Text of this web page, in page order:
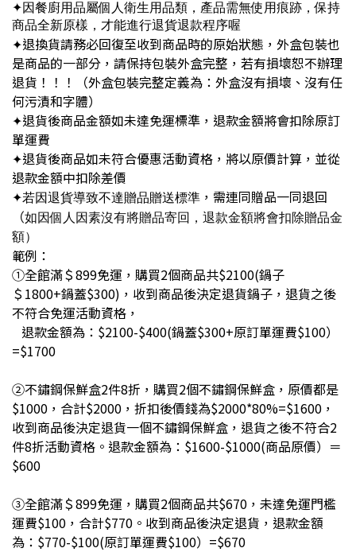
✦因餐廚用品屬個人衛生用品類，產品需無使用痕跡，保持
商品全新原樣，才能進行退貨退款程序喔
✦退換貨請務必回復至收到商品時的原始狀態，外盒包裝也
是商品的一部分，請保持包裝外盒完整，若有損壞恕不辦理
退貨！！！（外盒包裝完整定義為：外盒沒有損壞、沒有任
何污漬和字體）
✦退貨後商品金額如未達免運標準，退款金額將會扣除原訂
單運費
✦退貨後商品如未符合優惠活動資格，將以原價計算，並從
退款金額中扣除差價
✦若因退貨導致不達贈品贈送標準 ，需連同贈品一同退回
（如因個人因素沒有將贈品寄回 ，退款金額將會扣除贈品金
額）
範例：
①全館滿＄899免運，購買2個商品共$2100(鍋子
＄1800+鍋蓋$300)，收到商品後決定退貨鍋子，退貨之後
不符合免運活動資格，
退款金額為：$2100-$400(鍋蓋$300+原訂單運費$100）
=$1700
②不鏽鋼保鮮盒2件8折，購買2個不鏽鋼保鮮盒，原價都是
$1000，合計$2000，折扣後價錢為$2000*80%=$1600 ，
收到商品後決定退貨一個不鏽鋼保鮮盒， 退貨之後不符合2
件8折活動資格。 退款金額為： $1600-$1000(商品原價）＝
$600
③全館滿＄899免運，購買2個商品共$670 ，未達免運門檻
運費$100 ，合計$770。 收到商品後決定退貨 ， 退款金額
為：$770-$100(原訂單運費$100）=$670